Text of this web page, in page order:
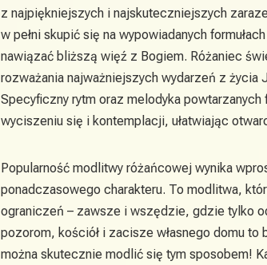
z najpiękniejszych i najskuteczniejszych
w pełni skupić się na wypowiadanych
nawiązać bliższą więź z Bogiem. Różaniec
rozważania najważniejszych wydarzeń z życia
Specyficzny rytm oraz melodyka powtarzanych
wyciszeniu się i kontemplacji, ułatwiając
Popularność modlitwy różańcowej wynika
ponadczasowego charakteru. To modlitwa,
ograniczeń – zawsze i wszędzie, gdzie tylko
pozorom, kościół i zacisze własnego domu
można skutecznie modlić się tym sposobem!